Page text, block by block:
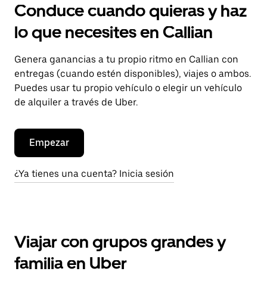
Conduce cuando quieras y haz
lo que necesites en Callian
Genera ganancias a tu propio ritmo en Callian con
entregas (cuando estén disponibles), viajes o ambos.
Puedes usar tu propio vehículo o elegir un vehículo
de alquiler a través de Uber.
Empezar
¿Ya tienes una cuenta? Inicia sesión
Viajar con grupos grandes y
familia en Uber